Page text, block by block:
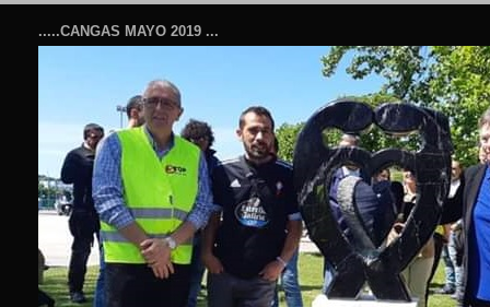
.....CANGAS MAYO 2019 ...